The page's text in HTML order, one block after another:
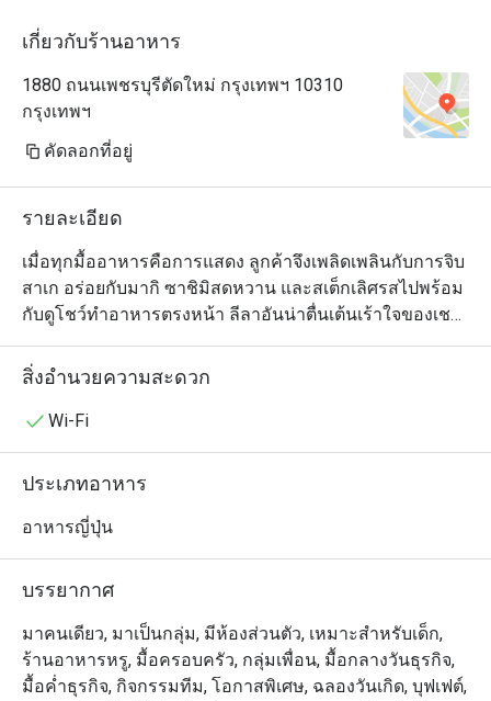
เกี่ยวกับร้านอาหาร
1880 ถนนเพชรบุรีตัดใหม่ กรุงเทพฯ 10310
กรุงเทพฯ
คัดลอกที่อยู่
รายละเอียด
เมื่อทุกมื้ออาหารคือการแสดง ลูกค้าจึงเพลิดเพลินกับการจิบ
สาเก อร่อยกับมากิ ซาชิมิสดหวาน และสเต็กเลิศรสไปพร้อม
กับดูโชว์ทำอาหารตรงหน้า ลีลาอันน่าตื่นเต้นเร้าใจของเชฟ
ที่ยืนปรุงอาหารให้แต่ละโต๊ะแบบส่วนตัวนอกจากเรียกเสียง
หัวเราะได้แล้ว ยังช่วยเพิ่มรสชาติให้กับมื้ออาหารญี่ปุ่นได้
น้ำมันพริกสไตล์ญี่ปุ่น สเต็กเนื้อวากิวขนาด A4 สเต็กทูน่าใน
ฮานาเลือกใช้เฉพาะวัตถุดิบคุณภาพ ภายในร้านตกแต่ง
ด้วย เหมาะกับมาสังสรรค์กับเพื่อนฝูง  มาทานครอบครัว
สิ่งอำนวยความสะดวก
Wi-Fi
ประเภทอาหาร
อาหารญี่ปุ่น
บรรยากาศ
มาคนเดียว, มาเป็นกลุ่ม, มีห้องส่วนตัว, เหมาะสำหรับเด็ก,
ร้านอาหารหรู, มื้อครอบครัว, กลุ่มเพื่อน, มื้อกลางวันธุรกิจ,
มื้อค่ำธุรกิจ, กิจกรรมทีม, โอกาสพิเศษ, ฉลองวันเกิด, บุฟเฟต์,